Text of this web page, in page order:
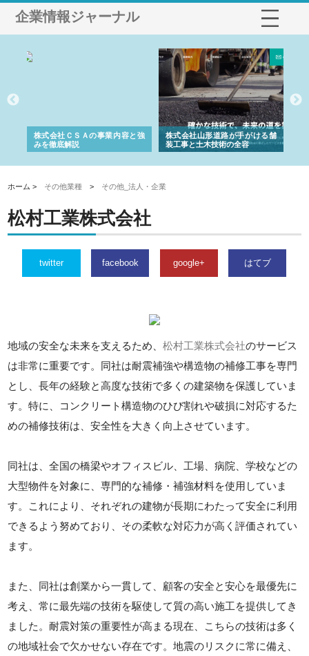
企業情報ジャーナル
株式会社ＣＳＡの事業内容と強
みを徹底解説
株式会社山形道路が手がける舗
装工事と土木技術の全容
ホーム > その他業種 > その他_法人・企業
松村工業株式会社
twitter facebook google+ はてブ
地域の安全な未来を支えるため、松村工業株式会社のサービス
は非常に重要です。同社は耐震補強や構造物の補修工事を専門
とし、長年の経験と高度な技術で多くの建築物を保護していま
す。特に、コンクリート構造物のひび割れや破損に対応するた
めの補修技術は、安全性を大きく向上させています。
同社は、全国の橋梁やオフィスビル、工場、病院、学校などの
大型物件を対象に、専門的な補修・補強材料を使用していま
す。これにより、それぞれの建物が長期にわたって安全に利用
できるよう努めており、その柔軟な対応力が高く評価されてい
ます。
また、同社は創業から一貫して、顧客の安全と安心を最優先に
考え、常に最先端の技術を駆使して質の高い施工を提供してき
ました。耐震対策の重要性が高まる現在、こちらの技術は多く
の地域社会で欠かせない存在です。地震のリスクに常に備え、